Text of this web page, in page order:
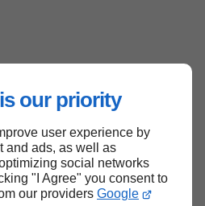
our priority
user experience by
and ads, as well as
social networks
"I Agree" you consent to
our providers Google
de page